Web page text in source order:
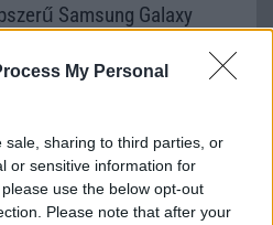
My Personal
sale, sharing to third parties, or
or sensitive information for
use the below opt-out
Please note that after your
Samsung Galaxy
a One UI 9
– itt a lista az érintett
intelligencia-
kezelőfelületet hoz,
és középkategóriás
lesz az út vége.